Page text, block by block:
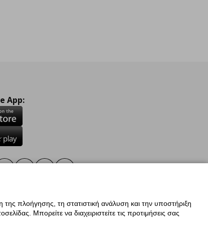
App:
πλοήγησης, τη στατιστική ανάλυση και την υποστήριξη
Μπορείτε να διαχειριστείτε τις προτιμήσεις σας